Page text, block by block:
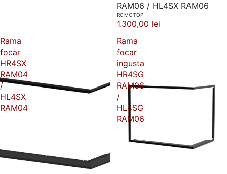
RAM06 / HL4SX RAM06
ROMOTOP
1.300,00 lei
Rama
focar
HR4SX
RAM04
/
HL4SX
RAM04
Rama
focar
ingusta
HR4SG
RAM06
/
HL4SG
RAM06